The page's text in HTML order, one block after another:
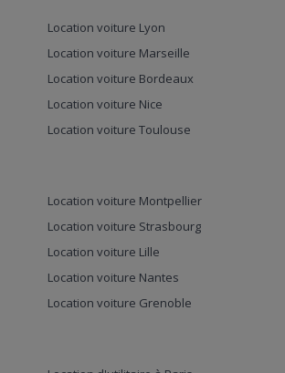
Location voiture Lyon
Location voiture Marseille
Location voiture Bordeaux
Location voiture Nice
Location voiture Toulouse
Location voiture Montpellier
Location voiture Strasbourg
Location voiture Lille
Location voiture Nantes
Location voiture Grenoble